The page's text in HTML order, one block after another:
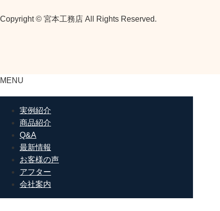
Copyright © 宮本工務店 All Rights Reserved.
MENU
実例紹介
商品紹介
Q&A
最新情報
お客様の声
アフター
会社案内